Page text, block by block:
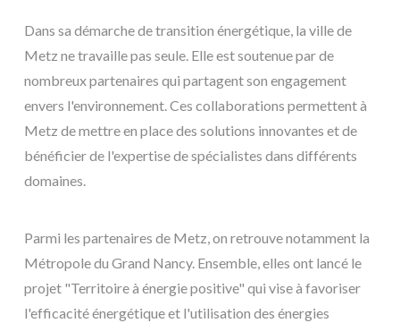
Dans sa démarche de transition énergétique, la ville de
Metz ne travaille pas seule. Elle est soutenue par de
nombreux partenaires qui partagent son engagement
envers l'environnement. Ces collaborations permettent à
Metz de mettre en place des solutions innovantes et de
bénéficier de l'expertise de spécialistes dans différents
domaines.
Parmi les partenaires de Metz, on retrouve notamment la
Métropole du Grand Nancy. Ensemble, elles ont lancé le
projet "Territoire à énergie positive" qui vise à favoriser
l'efficacité énergétique et l'utilisation des énergies